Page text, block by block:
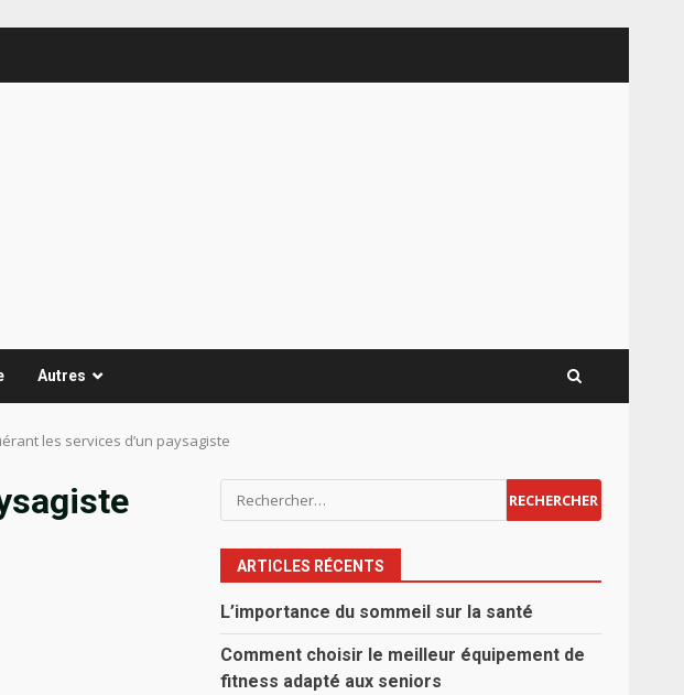
Autres
les services d’un paysagiste
Rechercher :
ARTICLES RÉCENTS
L’importance du sommeil sur la santé
Comment choisir le meilleur équipement de
fitness adapté aux seniors